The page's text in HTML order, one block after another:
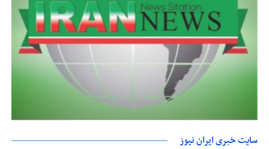
سایت خبری ایران نیوز